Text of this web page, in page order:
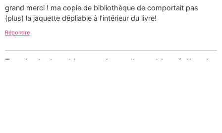
grand merci ! ma copie de bibliothèque de comportait pas
(plus) la jaquette dépliable à l’intérieur du livre!
Répondre
Tous les textes et images de ce site sont la création de